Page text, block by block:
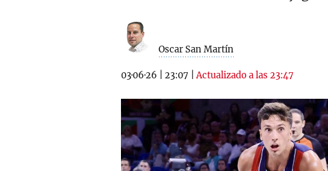
Oscar San Martín
03·06·26 23:07 |Actualizado a las 23:47